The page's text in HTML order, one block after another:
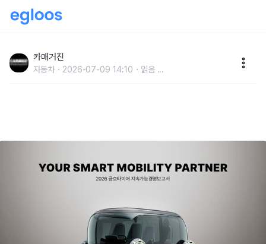
카매거진
자동차 2026-07-09 14:10 읽음 ...